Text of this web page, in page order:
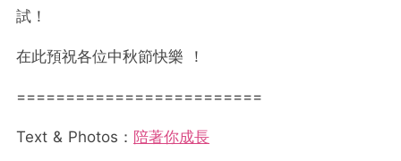
試！
在此預祝各位中秋節快樂 ！
=========================
Text & Photos ： 陪著你成長